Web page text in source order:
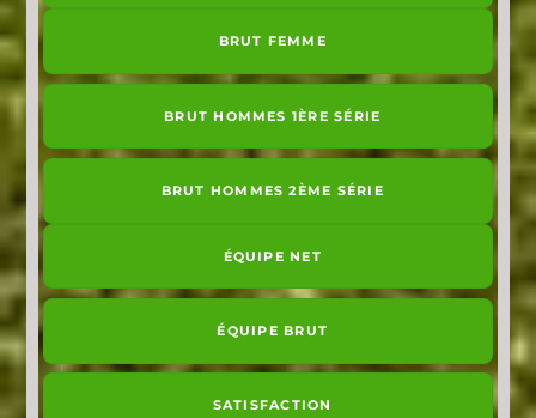
BRUT FEMME
BRUT HOMMES 1ÈRE SÉRIE
BRUT HOMMES 2ÈME SÉRIE
ÉQUIPE NET
ÉQUIPE BRUT
SATISFACTION